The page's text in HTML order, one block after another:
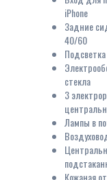
iPhone
Задние
40/60
стекла
3
Лампы в
Кожаная